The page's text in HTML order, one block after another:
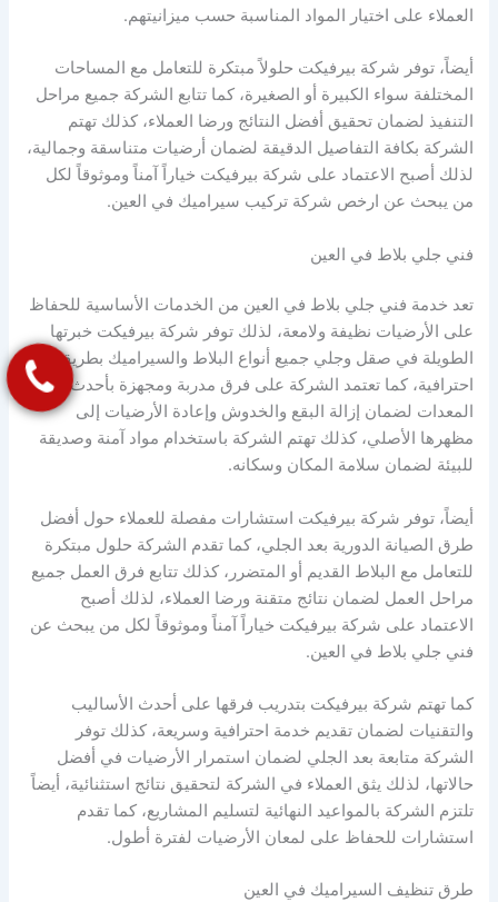
العملاء على اختيار المواد المناسبة حسب ميزانيتهم.
أيضاً، توفر شركة بيرفيكت حلولاً مبتكرة للتعامل مع المساحات
المختلفة سواء الكبيرة أو الصغيرة، كما تتابع الشركة جميع مراحل
التنفيذ لضمان تحقيق أفضل النتائج ورضا العملاء، كذلك تهتم
الشركة بكافة التفاصيل الدقيقة لضمان أرضيات متناسقة وجمالية،
لذلك أصبح الاعتماد على شركة بيرفيكت خياراً آمناً وموثوقاً لكل
من يبحث عن ارخص شركة تركيب سيراميك في العين.
فني جلي بلاط في العين
تعد خدمة فني جلي بلاط في العين من الخدمات الأساسية للحفاظ
على الأرضيات نظيفة ولامعة، لذلك توفر شركة بيرفيكت خبرتها
الطويلة في صقل وجلي جميع أنواع البلاط والسيراميك بطريقة
احترافية، كما تعتمد الشركة على فرق مدربة ومجهزة بأحدث
المعدات لضمان إزالة البقع والخدوش وإعادة الأرضيات إلى
مظهرها الأصلي، كذلك تهتم الشركة باستخدام مواد آمنة وصديقة
للبيئة لضمان سلامة المكان وسكانه.
أيضاً، توفر شركة بيرفيكت استشارات مفصلة للعملاء حول أفضل
طرق الصيانة الدورية بعد الجلي، كما تقدم الشركة حلول مبتكرة
للتعامل مع البلاط القديم أو المتضرر، كذلك تتابع فرق العمل جميع
مراحل العمل لضمان نتائج متقنة ورضا العملاء، لذلك أصبح
الاعتماد على شركة بيرفيكت خياراً آمناً وموثوقاً لكل من يبحث عن
فني جلي بلاط في العين.
كما تهتم شركة بيرفيكت بتدريب فرقها على أحدث الأساليب
والتقنيات لضمان تقديم خدمة احترافية وسريعة، كذلك توفر
الشركة متابعة بعد الجلي لضمان استمرار الأرضيات في أفضل
حالاتها، لذلك يثق العملاء في الشركة لتحقيق نتائج استثنائية، أيضاً
تلتزم الشركة بالمواعيد النهائية لتسليم المشاريع، كما تقدم
استشارات للحفاظ على لمعان الأرضيات لفترة أطول.
طرق تنظيف السيراميك في العين